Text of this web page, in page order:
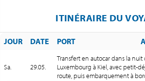
ITINÉRAIRE DU
JOUR DATE PORT
Sa. 29.05.
Transfert en autocar dans la
Luxembourg à Kiel, avec petit-
route, puis embarquement à